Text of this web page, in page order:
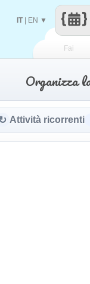
Fai
IT| EN ▼
Organizza
Attività ricorrenti